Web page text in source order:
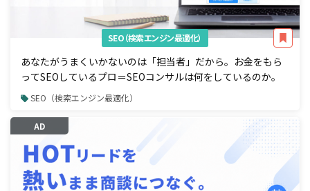
SEO（検索エンジン最適化）
あなたがうまくいかないのは「担当者」だから。お金をもら
ってSEOしているプロ＝SEOコンサルは何をしているのか。
SEO（検索エンジン最適化）
AD